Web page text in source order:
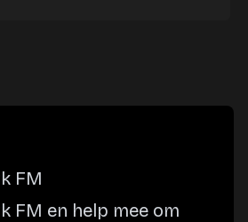
FM
FM en help mee om